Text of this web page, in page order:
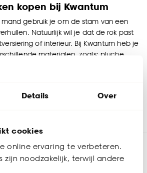
Details Over
cookies
online ervaring te verbeteren.
zijn noodzakelijk, terwijl andere
kopen bij Kwantum
mand gebruik je om de stam van een
Natuurlijk wil je dat de rok past
of interieur. Bij Kwantum heb je
materialen, zoals: pluche,
en keuze uit kleuren, zoals: zwart, wit,
eenvoudig online of kom naar de
€ 5,- korting op je